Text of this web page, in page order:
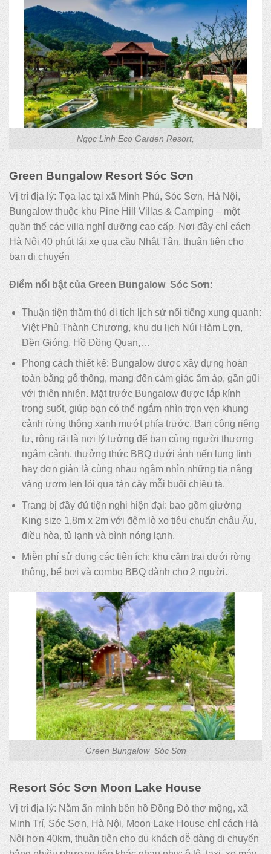
Ngọc Linh Eco Garden Resort,
Green Bungalow Resort Sóc Sơn
Vị trí địa lý: Tọa lạc tại xã Minh Phú, Sóc Sơn, Hà Nội,
Bungalow thuộc khu Pine Hill Villas & Camping – một
quần thể các villa nghỉ dưỡng cao cấp. Nơi đây chỉ cách
Hà Nội 40 phút lái xe qua cầu Nhật Tân, thuận tiện cho
bạn di chuyển
Điểm nổi bật của Green Bungalow Sóc Sơn:
Thuận tiện thăm thú di tích lịch sử nổi tiếng xung quanh:
Việt Phủ Thành Chương, khu du lịch Núi Hàm Lợn,
Đền Gióng, Hồ Đồng Quan,…
Phong cách thiết kế: Bungalow được xây dựng hoàn
toàn bằng gỗ thông, mang đến cảm giác ấm áp, gần gũi
với thiên nhiên. Mặt trước Bungalow được lắp kính
trong suốt, giúp bạn có thể ngắm nhìn trọn vẹn khung
cảnh rừng thông xanh mướt phía trước. Ban công riêng
tư, rộng rãi là nơi lý tưởng để bạn cùng người thương
ngắm cảnh, thưởng thức BBQ dưới ánh nến lung linh
hay đơn giản là cùng nhau ngắm nhìn những tia nắng
vàng ươm len lỏi qua tán cây mỗi buổi chiều tà.
Trang bị đầy đủ tiện nghi hiện đại: bao gồm giường
King size 1,8m x 2m với đệm lò xo tiêu chuẩn châu Âu,
điều hòa, tủ lạnh và bình nóng lạnh.
Miễn phí sử dụng các tiện ích: khu cắm trại dưới rừng
thông, bể bơi và combo BBQ dành cho 2 người.
Green Bungalow Sóc Sơn
Resort Sóc Sơn Moon Lake House
Vị trí địa lý: Nằm ẩn mình bên hồ Đồng Đò thơ mộng, xã
Minh Trí, Sóc Sơn, Hà Nội, Moon Lake House chỉ cách Hà
Nội hơn 40km, thuận tiện cho du khách dễ dàng di chuyển